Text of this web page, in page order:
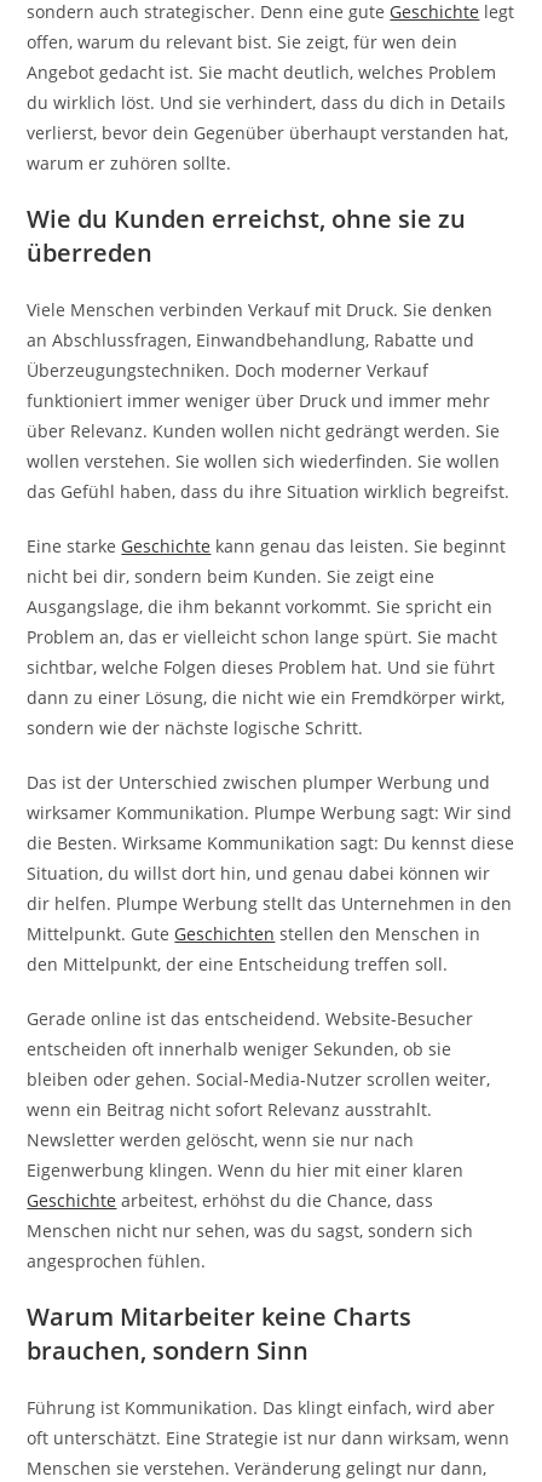
sondern auch strategischer. Denn eine gute Geschichte legt
offen, warum du relevant bist. Sie zeigt, für wen dein
Angebot gedacht ist. Sie macht deutlich, welches Problem
du wirklich löst. Und sie verhindert, dass du dich in Details
verlierst, bevor dein Gegenüber überhaupt verstanden hat,
warum er zuhören sollte.
Wie du Kunden erreichst, ohne sie zu
überreden
Viele Menschen verbinden Verkauf mit Druck. Sie denken
an Abschlussfragen, Einwandbehandlung, Rabatte und
Überzeugungstechniken. Doch moderner Verkauf
funktioniert immer weniger über Druck und immer mehr
über Relevanz. Kunden wollen nicht gedrängt werden. Sie
wollen verstehen. Sie wollen sich wiederfinden. Sie wollen
das Gefühl haben, dass du ihre Situation wirklich begreifst.
Eine starke Geschichte kann genau das leisten. Sie beginnt
nicht bei dir, sondern beim Kunden. Sie zeigt eine
Ausgangslage, die ihm bekannt vorkommt. Sie spricht ein
Problem an, das er vielleicht schon lange spürt. Sie macht
sichtbar, welche Folgen dieses Problem hat. Und sie führt
dann zu einer Lösung, die nicht wie ein Fremdkörper wirkt,
sondern wie der nächste logische Schritt.
Das ist der Unterschied zwischen plumper Werbung und
wirksamer Kommunikation. Plumpe Werbung sagt: Wir sind
die Besten. Wirksame Kommunikation sagt: Du kennst diese
Situation, du willst dort hin, und genau dabei können wir
dir helfen. Plumpe Werbung stellt das Unternehmen in den
Mittelpunkt. Gute Geschichten stellen den Menschen in
den Mittelpunkt, der eine Entscheidung treffen soll.
Gerade online ist das entscheidend. Website-Besucher
entscheiden oft innerhalb weniger Sekunden, ob sie
bleiben oder gehen. Social-Media-Nutzer scrollen weiter,
wenn ein Beitrag nicht sofort Relevanz ausstrahlt.
Newsletter werden gelöscht, wenn sie nur nach
Eigenwerbung klingen. Wenn du hier mit einer klaren
Geschichte arbeitest, erhöhst du die Chance, dass
Menschen nicht nur sehen, was du sagst, sondern sich
angesprochen fühlen.
Warum Mitarbeiter keine Charts
brauchen, sondern Sinn
Führung ist Kommunikation. Das klingt einfach, wird aber
oft unterschätzt. Eine Strategie ist nur dann wirksam, wenn
Menschen sie verstehen. Veränderung gelingt nur dann,